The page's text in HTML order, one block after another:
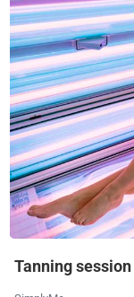
Tanning